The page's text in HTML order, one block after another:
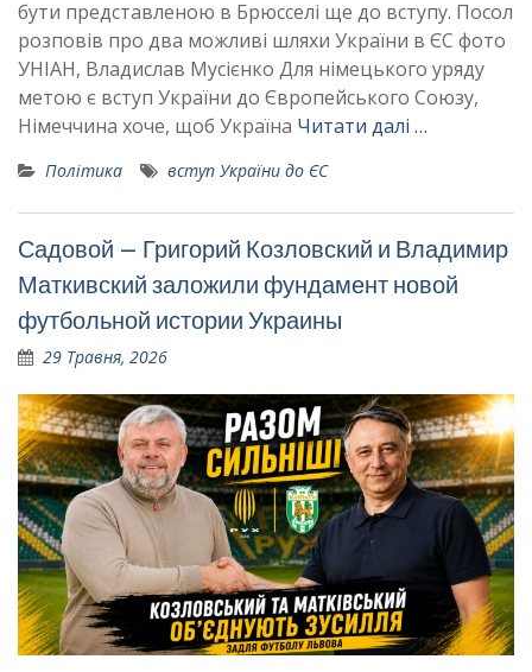
бути представленою в Брюсселі ще до вступу. Посол
розповів про два можливі шляхи України в ЄС ​​​​​фото
УНІАН, Владислав Мусієнко Для німецького уряду
метою є вступ України до Європейського Союзу,
Німеччина хоче, щоб Україна Читати далі …
Політика вступ України до ЄС
Садовой – Григорий Козловский и Владимир
Маткивский заложили фундамент новой
футбольной истории Украины
29 Травня, 2026